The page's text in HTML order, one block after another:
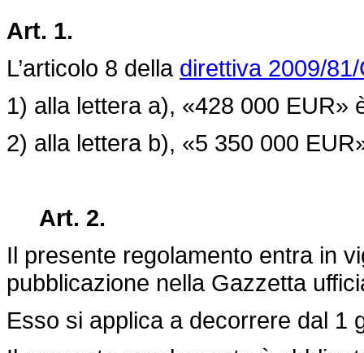
Art. 1.
L’articolo 8 della direttiva 2009/
1) alla lettera a), «428 000 EUR»
2) alla lettera b), «5 350 000
Art. 2.
Il presente regolamento entra in
pubblicazione nella Gazzetta
Esso si applica a decorrere dal 1